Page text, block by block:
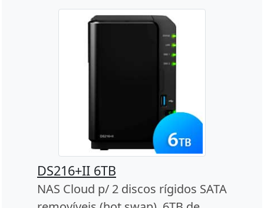
DS216+II 6TB
NAS Cloud p/ 2 discos rígidos SATA